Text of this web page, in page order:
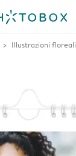
Illustrazioni floreali